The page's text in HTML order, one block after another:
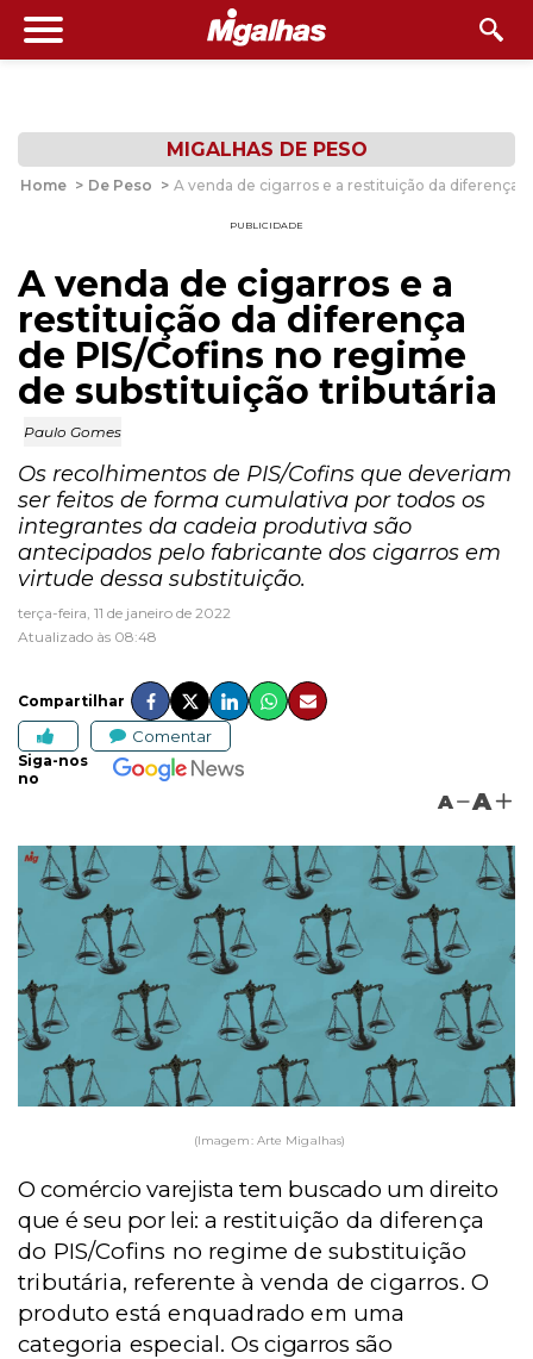
MIGALHAS DE PESO
Home > De Peso > A venda de cigarros e a restituição da diferença
PUBLICIDADE
A venda de cigarros e a
restituição da diferença
de PIS/Cofins no regime
de substituição tributária
Paulo Gomes
Os recolhimentos de PIS/Cofins que deveriam
ser feitos de forma cumulativa por todos os
integrantes da cadeia produtiva são
antecipados pelo fabricante dos cigarros em
virtude dessa substituição.
terça-feira, 11 de janeiro de 2022
Atualizado às 08:48
Compartilhar
Comentar
Siga-nos
no
A A
(Imagem: Arte Migalhas)
O comércio varejista tem buscado um direito
que é seu por lei: a restituição da diferença
do PIS/Cofins no regime de substituição
tributária, referente à venda de cigarros. O
produto está enquadrado em uma
categoria especial. Os cigarros são